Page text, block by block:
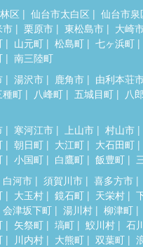
区 仙台市太白区
仙台市泉
市 栗原市 東松島市
大崎
山元町 松島町
七ヶ浜町
南三陸町
湯沢市 鹿角市
由利本荘
種町 八峰町 五城目町
八
寒河江市 上山市
村山市
朝日町 大江町
大石田町
小国町 白鷹町 飯豊町
白河市 須賀川市
喜多方市
大玉村 鏡石町 天栄村
会津坂下町 湯川村
柳津町
矢祭町 塙町 鮫川村
石
川内村 大熊町 双葉町